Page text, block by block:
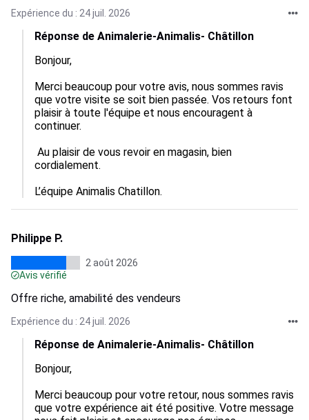
Expérience du : 24 juil. 2026
Réponse de Animalerie-Animalis- Châtillon
Bonjour,
Merci beaucoup pour votre avis, nous sommes ravis
que votre visite se soit bien passée. Vos retours font
plaisir à toute l'équipe et nous encouragent à
continuer.
cordialement.
L’équipe Animalis Chatillon.
Philippe P.
2 août 2026
Avis vérifié
Offre riche, amabilité des vendeurs
Expérience du : 24 juil. 2026
Réponse de Animalerie-Animalis- Châtillon
Bonjour,
Merci beaucoup pour votre retour, nous sommes ravis
que votre expérience ait été positive. Votre message